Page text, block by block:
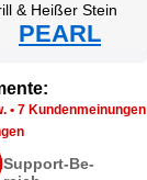
& Hei­ßer Stein
PEARL
• 7 Kun­den­mei­nun­gen
Sup­port-Be­